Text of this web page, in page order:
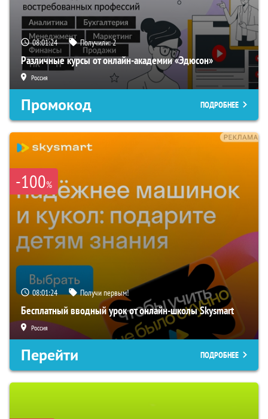
08:01:23 Получили:2
Различные курсы от онлайн-академии «Эдюсон»
Россия
Промокод ПОДРОБНЕЕ
-100%
08:01:23 Получи первым!
Бесплатный вводный урок от онлайн-школы Skysmart
Россия
Перейти ПОДРОБНЕЕ